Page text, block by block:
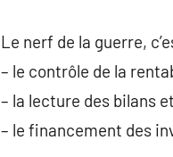
Le nerf de la guerre,
– le contrôle de la
– la lecture des bilans
– le financement des